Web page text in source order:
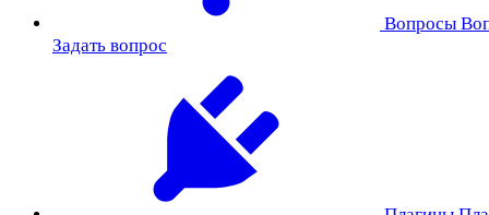
Вопросы
Задать вопрос